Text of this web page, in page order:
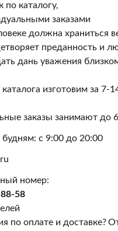
по каталогу,
заказами
должна храниться
преданность и
дань уважения
изготовим за 7-
заказы занимают до
будням: с 9:00 до 20:00
номер:
58
по оплате и доставке?